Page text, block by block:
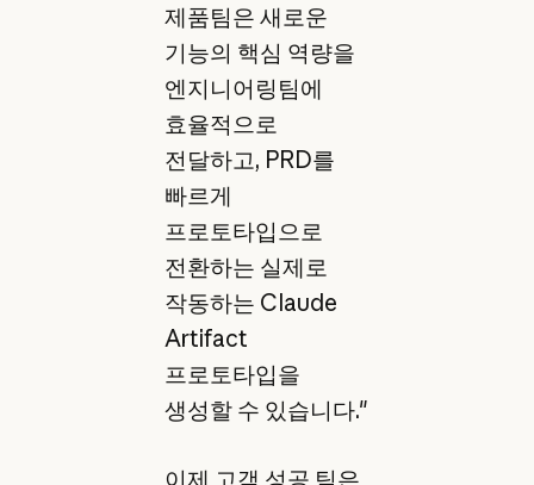
제품팀은 새로운
기능의 핵심 역량을
엔지니어링팀에
효율적으로
전달하고, PRD를
빠르게
프로토타입으로
전환하는 실제로
작동하는 Claude
Artifact
프로토타입을
생성할 수 있습니다."
이제 고객 성공 팀은